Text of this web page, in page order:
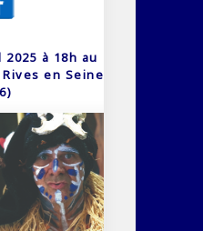
à 18h au
en Seine